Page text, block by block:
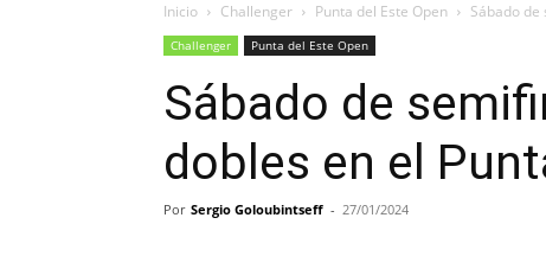
con
Estilo
Inicio Challenger Punta del Este Open Sábado de
Challenger Punta del Este Open
Sábado de
dobles en el
Por Sergio Goloubintseff - 27/01/2024